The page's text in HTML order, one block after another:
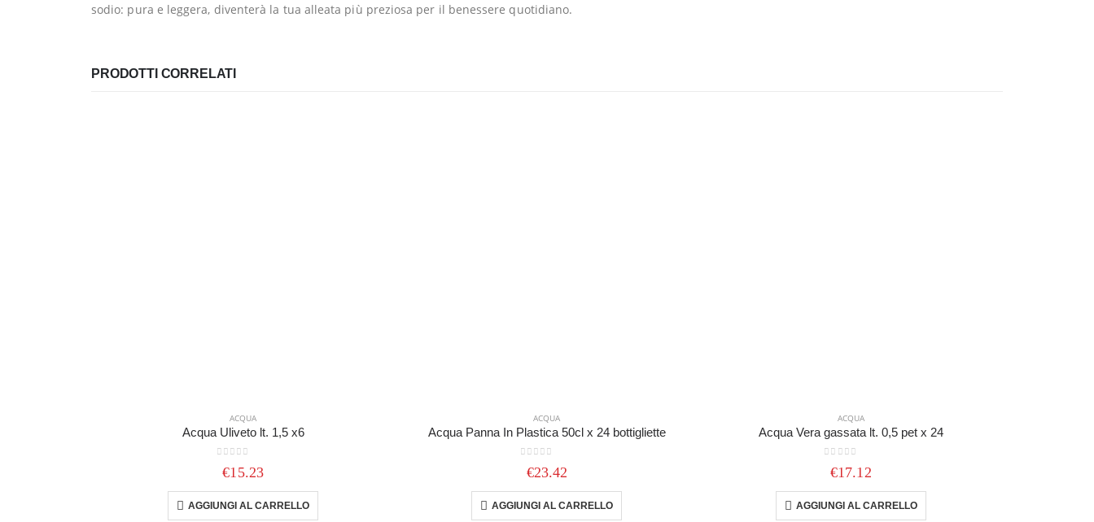
sodio: pura e leggera, diventerà la tua alleata più preziosa per il benessere quotidiano.
PRODOTTI CORRELATI
ACQUA
Acqua Uliveto lt. 1,5 x6
€15.23
AGGIUNGI AL CARRELLO
ACQUA
Acqua Panna In Plastica 50cl x 24 bottigliette
€23.42
AGGIUNGI AL CARRELLO
ACQUA
Acqua Vera gassata lt. 0,5 pet x 24
€17.12
AGGIUNGI AL CARRELLO